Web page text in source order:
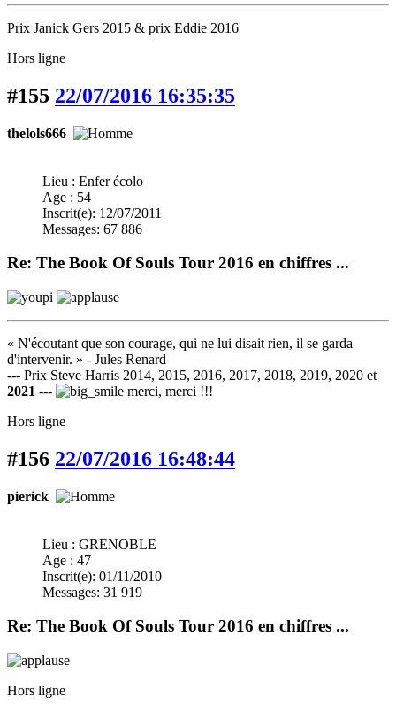
Prix Janick Gers 2015 & prix Eddie 2016
Hors ligne
#155 22/07/2016 16:35:35
thelols666
Lieu : Enfer écolo
Age : 54
Inscrit(e): 12/07/2011
Messages: 67 886
Re: The Book Of Souls Tour 2016 en chiffres ...
« N'écoutant que son courage, qui ne lui disait rien, il se garda
d'intervenir. » - Jules Renard
--- Prix Steve Harris 2014, 2015, 2016, 2017, 2018, 2019, 2020 et
2021 ---
merci, merci !!!
Hors ligne
#156 22/07/2016 16:48:44
pierick
Lieu : GRENOBLE
Age : 47
Inscrit(e): 01/11/2010
Messages: 31 919
Re: The Book Of Souls Tour 2016 en chiffres ...
Hors ligne